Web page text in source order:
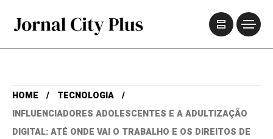
HOME
TECNOLOGIA
INFLUENCIADORES ADOLESCENTES E A ADULTIZAÇÃO
DIGITAL: ATÉ ONDE VAI O TRABALHO E OS DIREITOS DE